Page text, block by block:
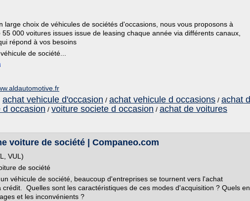
large choix de véhicules de sociétés d'occasions, nous vous proposons à
55 000 voitures issues issue de leasing chaque année via différents canaux,
répond à vos besoins
de société...
achat vehicule d'occasion / achat vehicule d occasions / achat d
d occasion / voiture societe d occasion / achat de voitures
voiture de société | Companeo.com
VUL)
de société
véhicule de société, beaucoup d'entreprises se tournent vers l'achat
crédit. Quelles sont les caractéristiques de ces modes d'acquisition ? Quels en
et les inconvénients ?